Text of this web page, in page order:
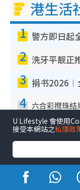
港生活
1
2
3
4
5
U Lifestyle 會使用
接受本網站之私隱政